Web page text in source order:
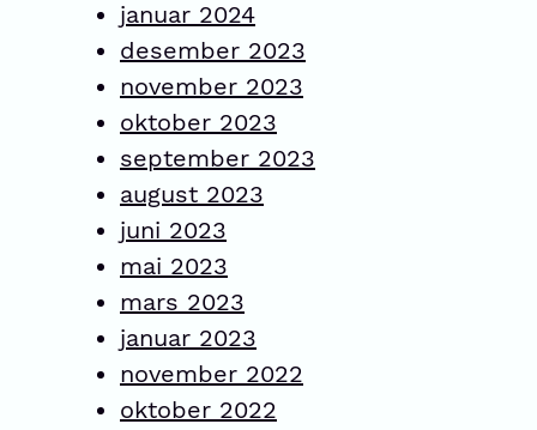
januar 2024
desember 2023
november 2023
oktober 2023
september 2023
august 2023
juni 2023
mai 2023
mars 2023
januar 2023
november 2022
oktober 2022